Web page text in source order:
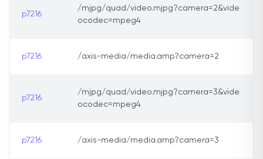
p7216
/mjpg/quad/video.mjpg?camera=2&vide
ocodec=mpeg4
p7216 /axis-media/media.amp?camera=2
p7216
/mjpg/quad/video.mjpg?camera=3&vide
ocodec=mpeg4
p7216 /axis-media/media.amp?camera=3